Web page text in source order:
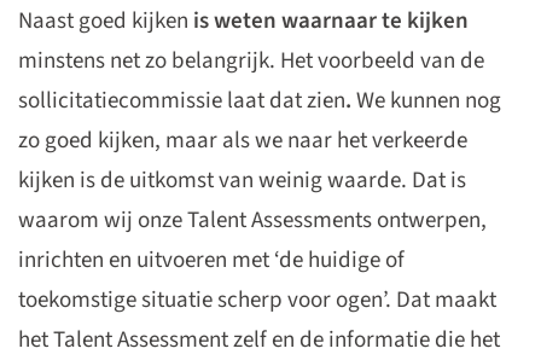
Naast goed kijken is weten waarnaar te kijken
minstens net zo belangrijk. Het voorbeeld van de
sollicitatiecommissie laat dat zien.We kunnen nog
zo goed kijken, maar als we naar het verkeerde
kijken is de uitkomst van weinig waarde. Dat is
waarom wij onze Talent Assessments ontwerpen,
inrichten en uitvoeren met ‘de huidige of
toekomstige situatie scherp voor ogen’. Dat maakt
het Talent Assessment zelf en de informatie die het